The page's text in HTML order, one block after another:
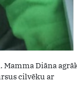
Diāna
cilvēku ar